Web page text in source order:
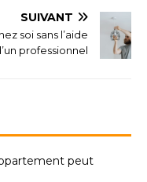
SUIVANT
soi sans l’aide
professionnel
peut